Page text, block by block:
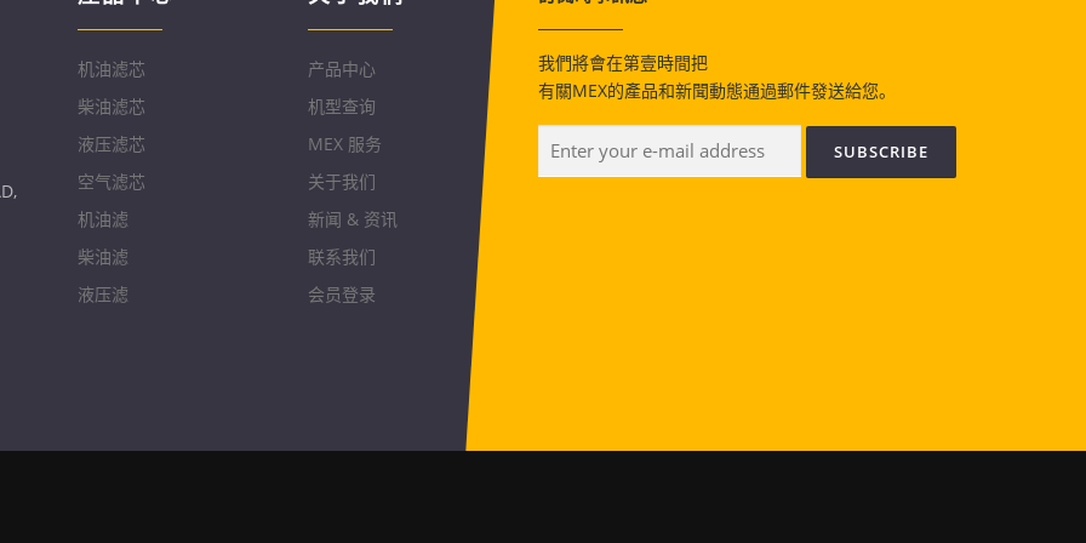
机油滤芯
柴油滤芯
液压滤芯
空气滤芯
机油滤
柴油滤
液压滤
产品中心
机型查询
MEX 服务
关于我们
新闻 & 资讯
联系我们
会员登录
我們將會在第壹時間把
有關MEX的產品和新聞動態通過郵件發送給您。